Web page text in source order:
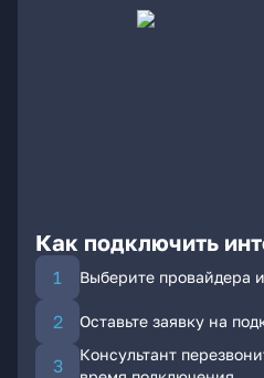
Как подключить
Выберите провайдера
Оставьте заявку на
Консультант